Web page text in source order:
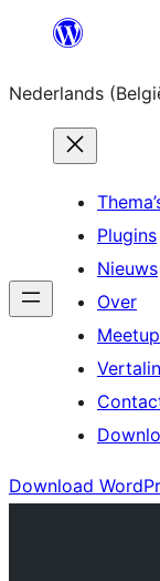
Spring
de
inhoud
Nederlands
Plugins
Nieuws
Over
Download